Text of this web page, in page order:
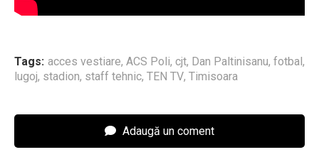
Tags: acces vestiare, ACS Poli, cjt, Dan Paltinisanu, fotbal,
lugoj, stadion, staff tehnic, TEN TV, Timisoara
Adaugă un coment